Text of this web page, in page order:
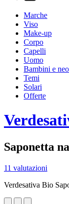
Marche
Viso
Make-up
Corpo
Capelli
Uomo
Bambini e
Temi
Solari
Offerte
Saponetta
11 valutazioni
Verdesativa Bio